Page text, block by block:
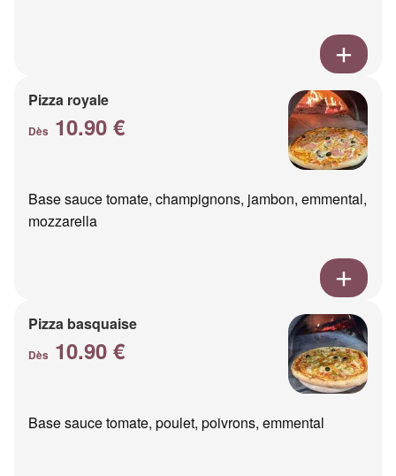
Pizza royale
Dès 10.90 €
Base sauce tomate, champignons, jambon, emmental,
mozzarella
Pizza basquaise
Dès 10.90 €
Base sauce tomate, poulet, poivrons, emmental